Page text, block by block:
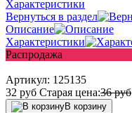
Характеристики
Вернуться в раздел
Описание
Характеристики
Распродажа
Артикул: 125135
32 руб Старая цена:36руб
В корзину